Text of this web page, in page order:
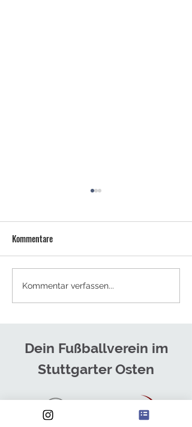
NEUES TRAINERTEAM FÜR DIE
HERREN
Kommentare
Kommentar verfassen...
Dein Fußballverein im
Stuttgarter Osten